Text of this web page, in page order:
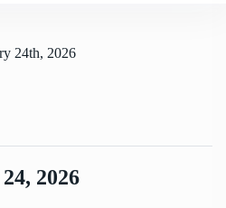
24th, 2026
2026